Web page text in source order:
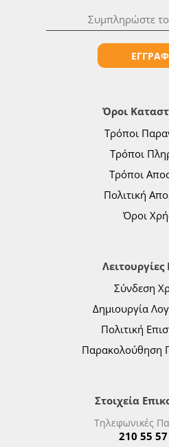
Όροι
Τρόποι
Τρόποι
Τρόποι
Πολιτική
Όροι
Σύνδεση
Δημιουργία
Πολιτική
Παρακολούθηση
Στοιχεία
Τηλεφωνικές
210 55